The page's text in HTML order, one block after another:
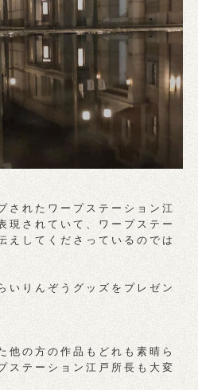
されたワープステーション江
現されていて、ワープステー
えしてくださっているのでは
いりんぞうグッズをプレゼン
他の方の作品もどれも素晴ら
ステーション江戸所長も大変